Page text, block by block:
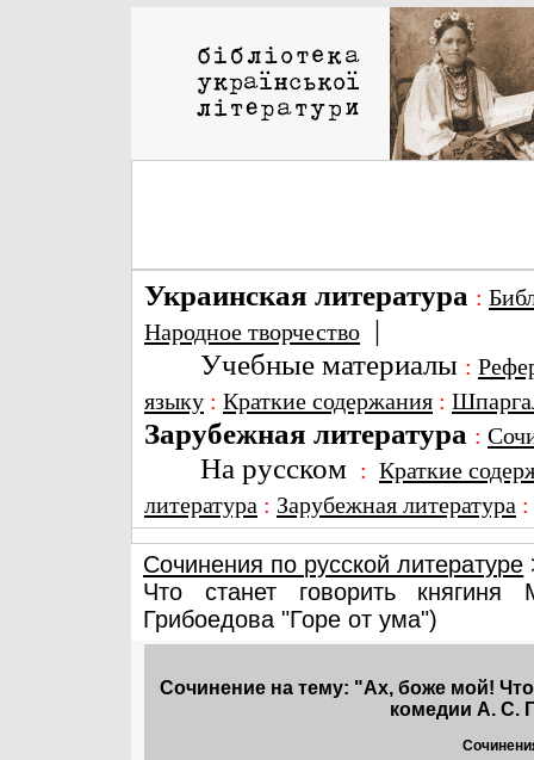
Украинская литература :
Народное творчество |
Учебные материалы :
языку : Краткие содержания :
Зарубежная литература :
На русском : Краткие
литература : Зарубежная литература
Сочинения по русской литературе
Что станет говорить
Грибоедова "Горе от ума")
Сочинение на тему: "Ах, боже мой!
комедии А. С.